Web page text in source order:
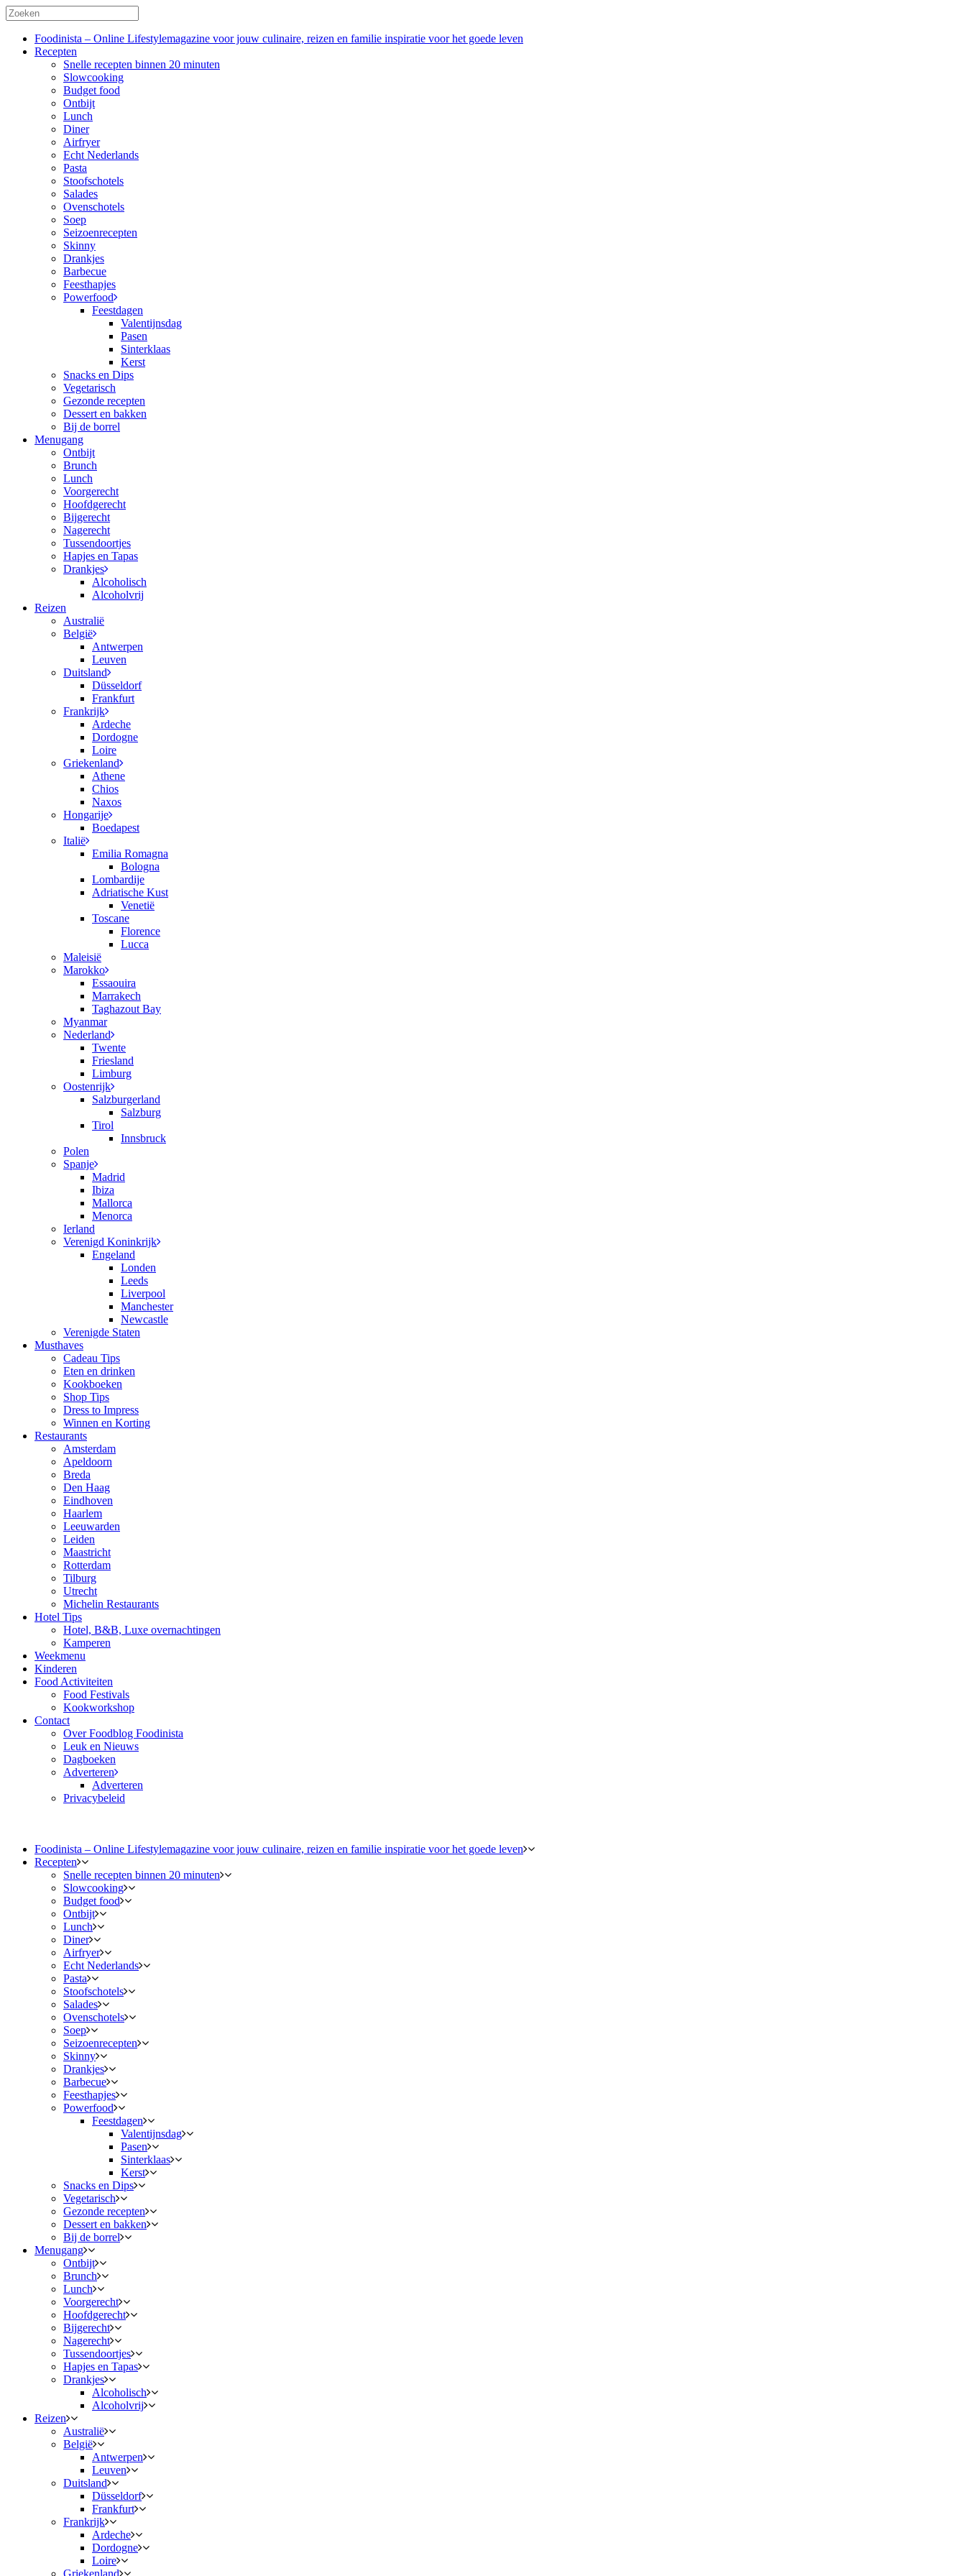
Foodinista – Online Lifestylemagazine voor jouw culinaire, reizen en familie inspiratie voor het goede leven
Recepten
Snelle recepten binnen 20 minuten
Slowcooking
Budget food
Ontbijt
Lunch
Diner
Airfryer
Echt Nederlands
Pasta
Stoofschotels
Salades
Ovenschotels
Soep
Seizoenrecepten
Skinny
Drankjes
Barbecue
Feesthapjes
Powerfood
Feestdagen
Valentijnsdag
Pasen
Sinterklaas
Kerst
Snacks en Dips
Vegetarisch
Gezonde recepten
Dessert en bakken
Bij de borrel
Menugang
Ontbijt
Brunch
Lunch
Voorgerecht
Hoofdgerecht
Bijgerecht
Nagerecht
Tussendoortjes
Hapjes en Tapas
Drankjes
Alcoholisch
Alcoholvrij
Reizen
Australië
België
Antwerpen
Leuven
Duitsland
Düsseldorf
Frankfurt
Frankrijk
Ardeche
Dordogne
Loire
Griekenland
Athene
Chios
Naxos
Hongarije
Boedapest
Italië
Emilia Romagna
Bologna
Lombardije
Adriatische Kust
Venetië
Toscane
Florence
Lucca
Maleisië
Marokko
Essaouira
Marrakech
Taghazout Bay
Myanmar
Nederland
Twente
Friesland
Limburg
Oostenrijk
Salzburgerland
Salzburg
Tirol
Innsbruck
Polen
Spanje
Madrid
Ibiza
Mallorca
Menorca
Ierland
Verenigd Koninkrijk
Engeland
Londen
Leeds
Liverpool
Manchester
Newcastle
Verenigde Staten
Musthaves
Cadeau Tips
Eten en drinken
Kookboeken
Shop Tips
Dress to Impress
Winnen en Korting
Restaurants
Amsterdam
Apeldoorn
Breda
Den Haag
Eindhoven
Haarlem
Leeuwarden
Leiden
Maastricht
Rotterdam
Tilburg
Utrecht
Michelin Restaurants
Hotel Tips
Hotel, B&B, Luxe overnachtingen
Kamperen
Weekmenu
Kinderen
Food Activiteiten
Food Festivals
Kookworkshop
Contact
Over Foodblog Foodinista
Leuk en Nieuws
Dagboeken
Adverteren
Adverteren
Privacybeleid
Foodinista – Online Lifestylemagazine voor jouw culinaire, reizen en familie inspiratie voor het goede leven
Recepten
Snelle recepten binnen 20 minuten
Slowcooking
Budget food
Ontbijt
Lunch
Diner
Airfryer
Echt Nederlands
Pasta
Stoofschotels
Salades
Ovenschotels
Soep
Seizoenrecepten
Skinny
Drankjes
Barbecue
Feesthapjes
Powerfood
Feestdagen
Valentijnsdag
Pasen
Sinterklaas
Kerst
Snacks en Dips
Vegetarisch
Gezonde recepten
Dessert en bakken
Bij de borrel
Menugang
Ontbijt
Brunch
Lunch
Voorgerecht
Hoofdgerecht
Bijgerecht
Nagerecht
Tussendoortjes
Hapjes en Tapas
Drankjes
Alcoholisch
Alcoholvrij
Reizen
Australië
België
Antwerpen
Leuven
Duitsland
Düsseldorf
Frankfurt
Frankrijk
Ardeche
Dordogne
Loire